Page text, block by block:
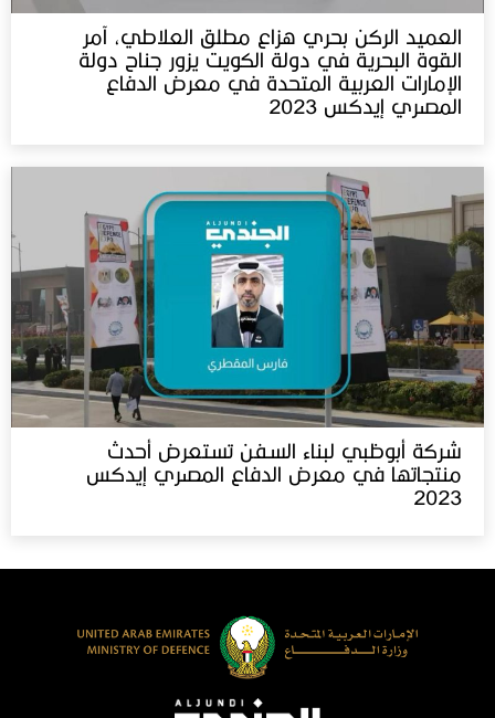
العميد الركن بحري هزاع مطلق العلاطي، آمر
القوة البحرية في دولة الكويت يزور جناح دولة
الإمارات العربية المتحدة في معرض الدفاع
المصري إيدكس 2023
شركة أبوظبي لبناء السفن تستعرض أحدث
منتجاتها في معرض الدفاع المصري إيدكس‬⁩
2023